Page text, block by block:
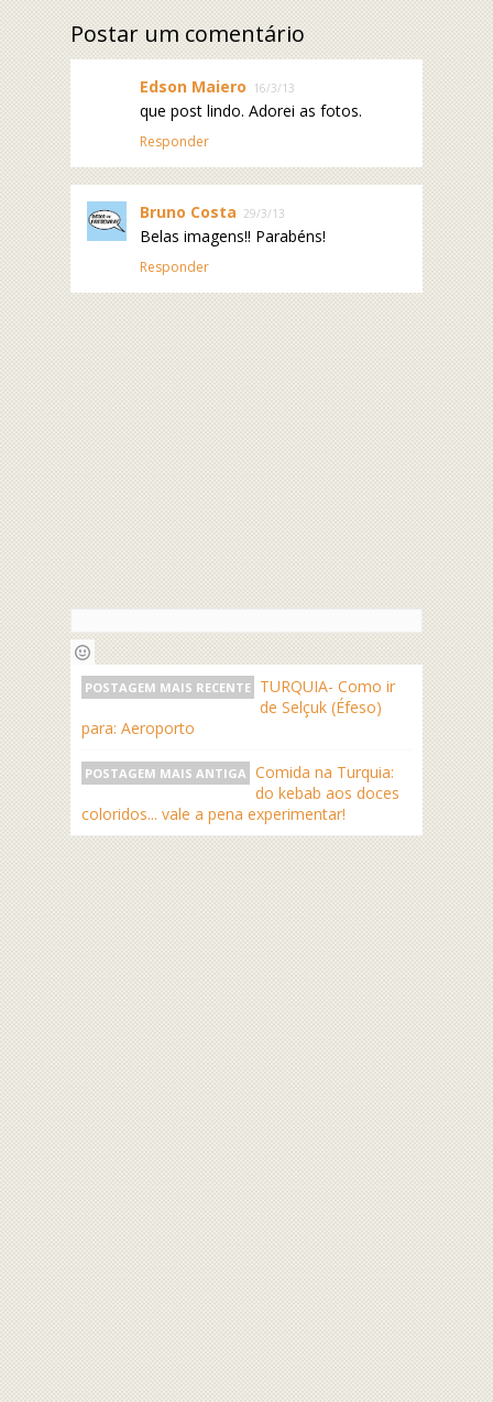
Postar um comentário
Edson Maiero 16/3/13
que post lindo. Adorei as fotos.
Responder
Bruno Costa 29/3/13
Belas imagens!! Parabéns!
Responder
POSTAGEM MAIS RECENTE TURQUIA- Como ir
de Selçuk (Éfeso)
para: Aeroporto
POSTAGEM MAIS ANTIGA Comida na Turquia:
do kebab aos doces
coloridos... vale a pena experimentar!